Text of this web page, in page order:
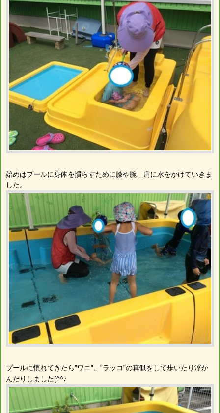
始めはプールに身体を慣らすために膝や腕、肩に水をかけていきま
した。
プールに慣れてきたら”ワニ”、”ラッコ”の真似をして歩いたり浮か
んだりしました(^^♪